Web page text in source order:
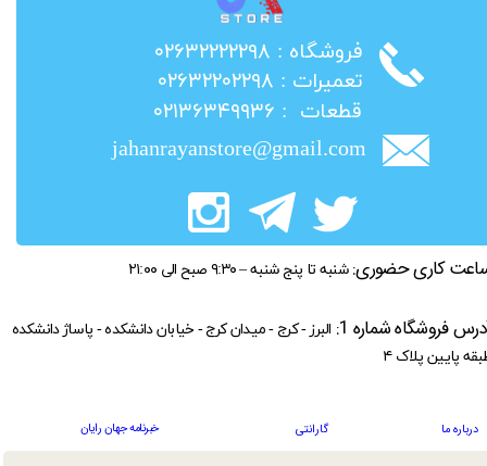
​فروشگاه : ۰۲۶۳۲۲۲۲۲۹۸
​تعمیرات : ۰۲۶۳۲۲۰۲۲۹۸
​قطعات : ۰۲۱۳۶۳۴۹۹۳۶
jahanrayanstore@gmail.com
کاری حضوری: شنبه تا پنج شنبه – ۹:۳۰ صبح الی ۲۱:۰۰
درباره ما گارانتی خبرنامه جهان رایان
فروشگاه شماره 1:
البرز - کرج - میدان کرج - خیابان دانشکده - پاساژ دانشکده
پایین پلاک ۴